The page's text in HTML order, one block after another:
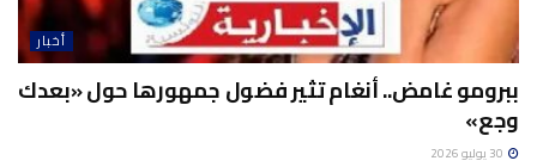
أخبار
ببرومو غامض.. أنغام تثير فضول جمهورها حول «بعدك
وجع»